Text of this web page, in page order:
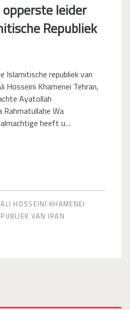
leider
Republiek
Islamitische republiek van
Hosseini Khamenei Tehran,
Ayatollah
Rahmatullahe Wa
heeft u…
HOSSEINI KHAMENEI
VAN IRAN